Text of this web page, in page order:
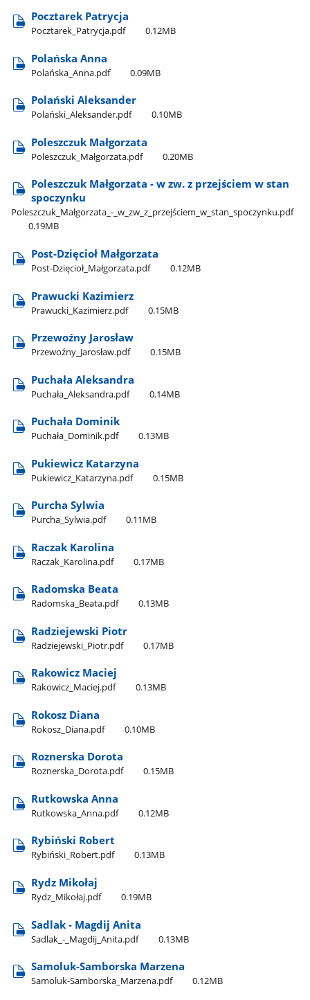
Pocztarek Patrycja
Pocztarek​_Patrycja.pdf 0.12MB
Polańska Anna
Polańska​_Anna.pdf 0.09MB
Polański Aleksander
Polański​_Aleksander.pdf 0.10MB
Poleszczuk Małgorzata
Poleszczuk​_Małgorzata.pdf 0.20MB
Poleszczuk Małgorzata - w zw. z przejściem w stan
spoczynku
Poleszczuk​_Małgorzata​_-​_w​_zw​_z​_przejściem​_w​_stan​_spoczynku.pdf
0.19MB
Post-Dzięcioł Małgorzata
Post-Dzięcioł​_Małgorzata.pdf 0.12MB
Prawucki Kazimierz
Prawucki​_Kazimierz.pdf 0.15MB
Przewoźny Jarosław
Przewoźny​_Jarosław.pdf 0.15MB
Puchała Aleksandra
Puchała​_Aleksandra.pdf 0.14MB
Puchała Dominik
Puchała​_Dominik.pdf 0.13MB
Pukiewicz Katarzyna
Pukiewicz​_Katarzyna.pdf 0.15MB
Purcha Sylwia
Purcha​_Sylwia.pdf 0.11MB
Raczak Karolina
Raczak​_Karolina.pdf 0.17MB
Radomska Beata
Radomska​_Beata.pdf 0.13MB
Radziejewski Piotr
Radziejewski​_Piotr.pdf 0.17MB
Rakowicz Maciej
Rakowicz​_Maciej.pdf 0.13MB
Rokosz Diana
Rokosz​_Diana.pdf 0.10MB
Roznerska Dorota
Roznerska​_Dorota.pdf 0.15MB
Rutkowska Anna
Rutkowska​_Anna.pdf 0.12MB
Rybiński Robert
Rybiński​_Robert.pdf 0.13MB
Rydz Mikołaj
Rydz​_Mikołaj.pdf 0.19MB
Sadlak - Magdij Anita
Sadlak​_-​_Magdij​_Anita.pdf 0.13MB
Samoluk-Samborska Marzena
Samoluk-Samborska​_Marzena.pdf 0.12MB